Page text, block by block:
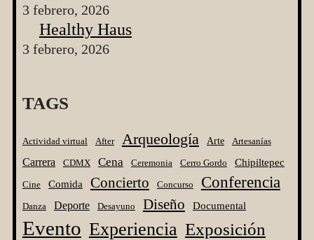
3 febrero, 2026
Healthy Haus
3 febrero, 2026
TAGS
Actividad virtual After Arqueología Arte Artesanías
Carrera CDMX Cena Ceremonia Cerro Gordo Chipiltepec
Cine Comida Concierto Concurso Conferencia
Danza Deporte Desayuno Diseño Documental
Evento Experiencia Exposición